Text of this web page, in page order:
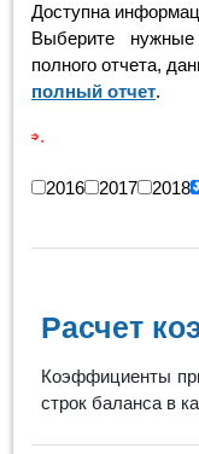
Доступна
Выберите
полного отчета,
полный отчет.
2016 2017 2018
Расчет
Коэффициенты
строк баланса в